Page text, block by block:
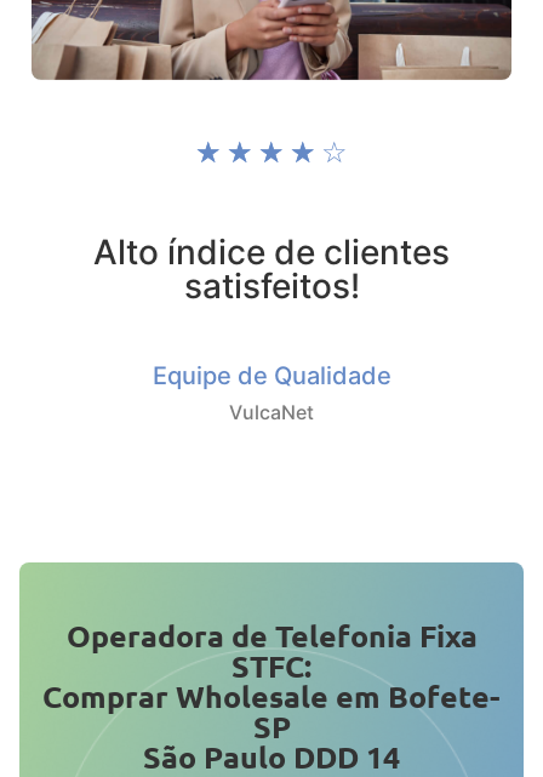
☆ ☆ ☆ ☆ ☆
Alto índice de clientes
satisfeitos!
Equipe de Qualidade
VulcaNet
Operadora de Telefonia Fixa
STFC:
Comprar Wholesale em Bofete-
SP
São Paulo DDD 14